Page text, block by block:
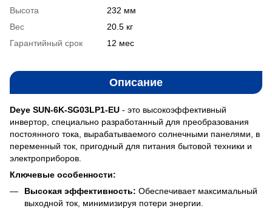
Высота
232 мм
Вес
20.5 кг
Гарантийный срок
12 мес
Описание
Deye SUN-6K-SG03LP1-EU - это высокоэффективный
инвертор, специально разработанный для преобразования
постоянного тока, вырабатываемого солнечными панелями, в
переменный ток, пригодный для питания бытовой техники и
электроприборов.
Ключевые особенности:
Высокая эффективность: Обеспечивает максимальный
выходной ток, минимизируя потери энергии.